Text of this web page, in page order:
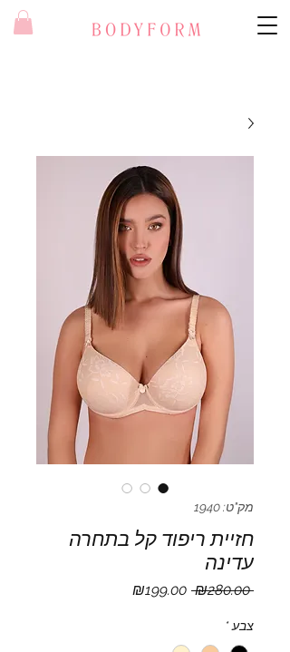
מק"ט: 1940
חזיית ריפוד קל בתחרה
עדינה
₪280.00
מחיר
₪199.00מחיר
צבע *